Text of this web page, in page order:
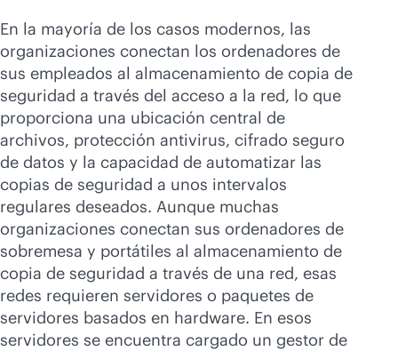
En la mayoría de los casos modernos, las
organizaciones conectan los ordenadores de
sus empleados al almacenamiento de copia de
seguridad a través del acceso a la red, lo que
proporciona una ubicación central de
archivos, protección antivirus, cifrado seguro
de datos y la capacidad de automatizar las
copias de seguridad a unos intervalos
regulares deseados. Aunque muchas
organizaciones conectan sus ordenadores de
sobremesa y portátiles al almacenamiento de
copia de seguridad a través de una red, esas
redes requieren servidores o paquetes de
servidores basados en hardware. En esos
servidores se encuentra cargado un gestor de